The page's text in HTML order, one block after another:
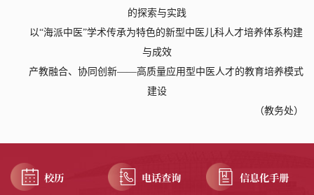
的探索与实践
以“海派中医”学术传承为特色的新型中医儿科人才培养体系构建
与成效
产教融合、协同创新——高质量应用型中医人才的教育培养模式
建设
（教务处）
校历 电话查询 信息化手册